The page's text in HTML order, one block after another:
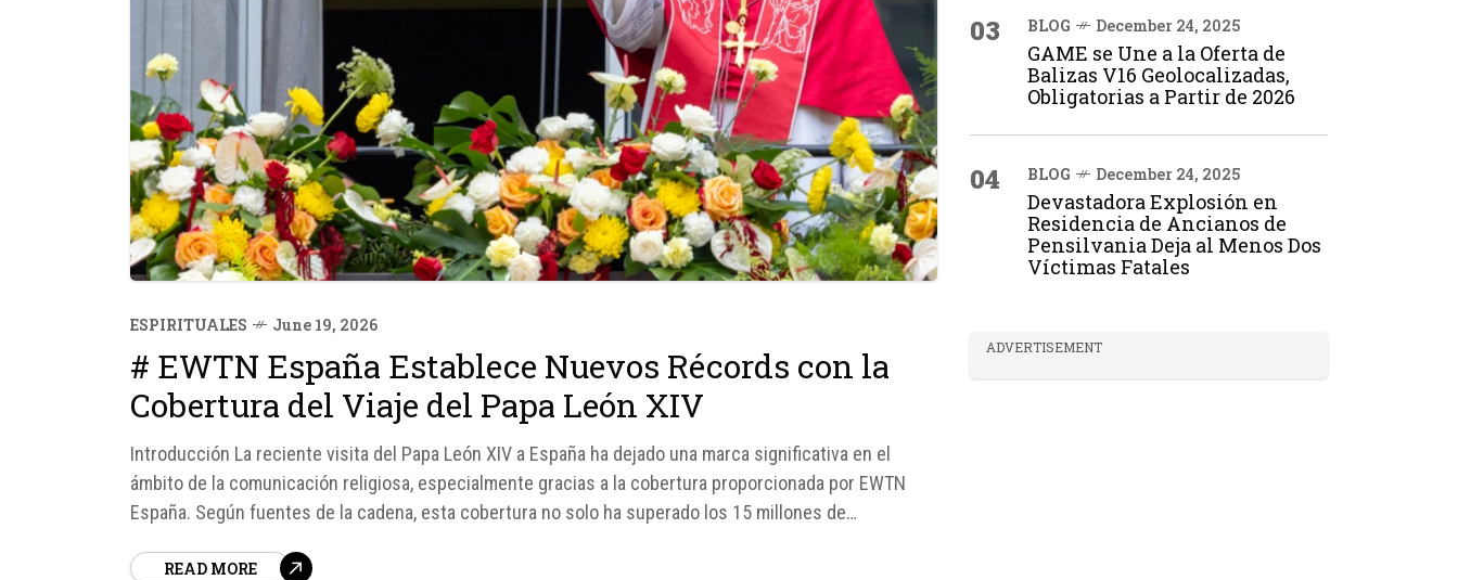
ESPIRITUALES June 19, 2026
# EWTN España Establece Nuevos Récords con la
Cobertura del Viaje del Papa León XIV
Introducción La reciente visita del Papa León XIV a España ha dejado una marca significativa en el
ámbito de la comunicación religiosa, especialmente gracias a la cobertura proporcionada por EWTN
España. Según fuentes de la cadena, esta cobertura no solo ha superado los 15 millones de
READ MORE
03 BLOG December 24, 2025
GAME se Une a la Oferta de
Balizas V16 Geolocalizadas,
Obligatorias a Partir de 2026
04 BLOG December 24, 2025
Devastadora Explosión en
Residencia de Ancianos de
Pensilvania Deja al Menos Dos
Víctimas Fatales
ADVERTISEMENT